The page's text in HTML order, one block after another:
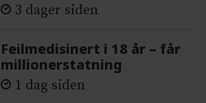
3 dager siden
Feilmedisinert i 18 år – får
millionerstatning
1 dag siden